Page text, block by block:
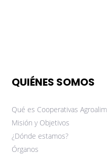
QUIÉNES SOMOS
Qué es Cooperativas
Misión y Objetivos
¿Dónde estamos?
Órganos